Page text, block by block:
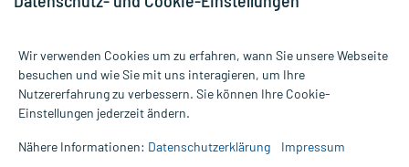
Alle Preise gelten inkl. MwSt., ggf. zzgl. Versandkosten
Informationen auf dieser Website werden ausschließlich für
die Untersuchung und Behandlung durch einen Arzt. Bitte
Wir verwenden Cookies um zu erfahren, wann Sie unsere Webseite
besuchen und wie Sie mit uns interagieren, um Ihre
Nutzererfahrung zu verbessern. Sie können Ihre Cookie-
Einstellungen jederzeit ändern.
Nähere Informationen: Datenschutzerklärung Impressum